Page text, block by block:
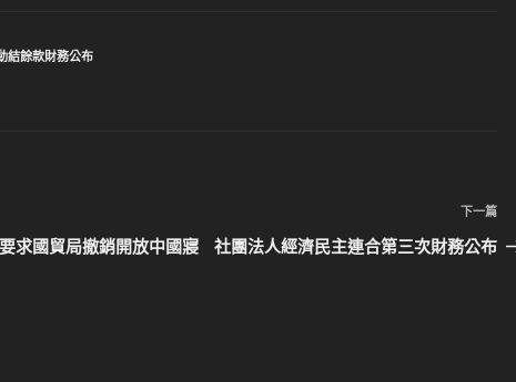
結餘款財務公布
求國貿局撤銷開放中國寢
下
一
下一篇
社團法人經濟民主連合第三次財務公布